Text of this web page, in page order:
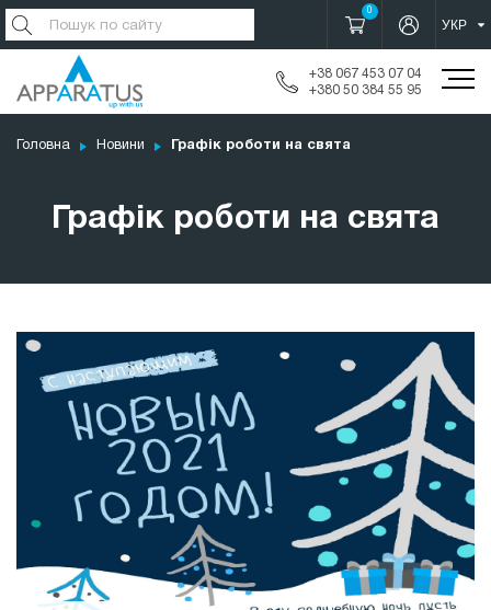
0
+38 067 453 07 04
+380 50 384 55 95
Головна Новини Графік роботи на свята
Графік роботи на свята